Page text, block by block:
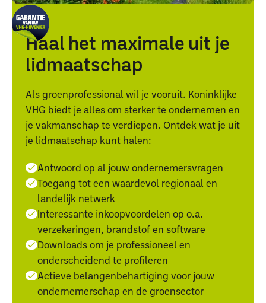
Haal het maximale uit je
lidmaatschap
Als groenprofessional wil je vooruit. Koninklijke
VHG biedt je alles om sterker te ondernemen en
je vakmanschap te verdiepen. Ontdek wat je uit
je lidmaatschap kunt halen:
Antwoord op al jouw ondernemersvragen
Toegang tot een waardevol regionaal en
landelijk netwerk
Interessante inkoopvoordelen op o.a.
verzekeringen, brandstof en software
Downloads om je professioneel en
onderscheidend te profileren
Actieve belangenbehartiging voor jouw
ondernemerschap en de groensector